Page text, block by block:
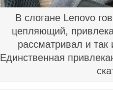
В слогане Lenovo
цепляющий,
рассматривал и
Единственная